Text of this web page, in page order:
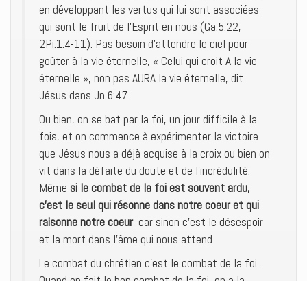
en développant les vertus qui lui sont associées
qui sont le fruit de l’Esprit en nous (Ga.5:22,
2Pi.1:4-11). Pas besoin d’attendre le ciel pour
goûter à la vie éternelle, « Celui qui croit A la vie
éternelle », non pas AURA la vie éternelle, dit
Jésus dans Jn.6:47.
Ou bien, on se bat par la foi, un jour difficile à la
fois, et on commence à expérimenter la victoire
que Jésus nous a déjà acquise à la croix ou bien on
vit dans la défaite du doute et de l’incrédulité.
Même si le combat de la foi est souvent ardu,
c’est le seul qui résonne dans notre coeur et qui
raisonne notre coeur, car sinon c’est le désespoir
et la mort dans l’âme qui nous attend.
Le combat du chrétien c’est le combat de la foi.